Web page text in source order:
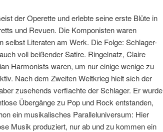
der Operette und erlebte seine erste Blüte in
und Revuen. Die Komponisten waren
selbst Literaten am Werk. Die Folge: Schlager-
voll beißender Satire. Ringelnatz, Claire
Harmonists waren, um nur einige wenige zu
Nach dem Zweiten Weltkrieg hielt sich der
zusehends verflachte der Schlager. Er wurde
Übergänge zu Pop und Rock entstanden,
ein musikalisches Paralleluniversum: Hier
Musik produziert, nur ab und zu kommen ein